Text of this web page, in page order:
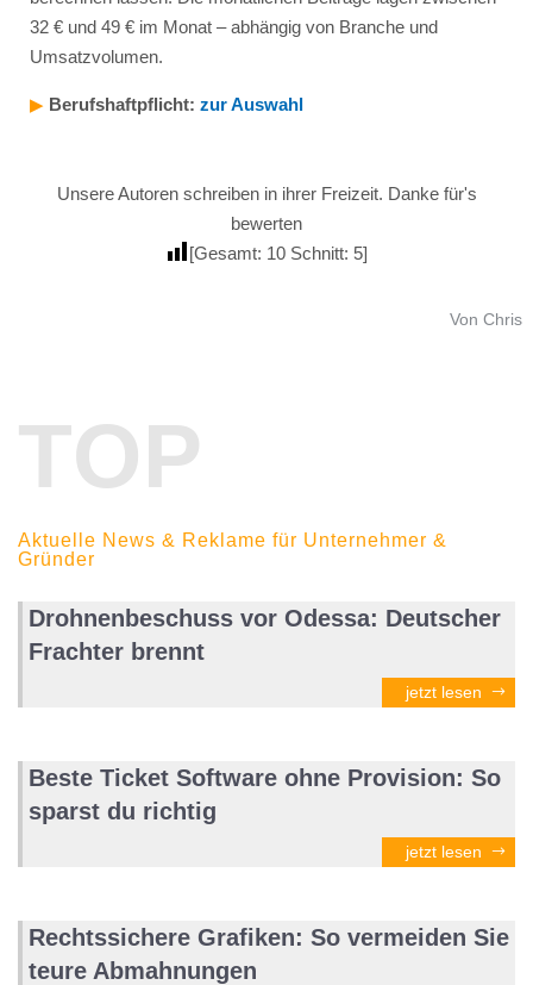
32 € und 49 € im Monat – abhängig von Branche und
Umsatzvolumen.
▶︎ Berufshaftpflicht: zur Auswahl
Unsere Autoren schreiben in ihrer Freizeit. Danke für's
bewerten
[Gesamt: 10 Schnitt: 5]
Von Chris
TOP
Aktuelle News & Reklame für Unternehmer &
Gründer
Drohnenbeschuss vor Odessa: Deutscher
Frachter brennt
jetzt lesen
Beste Ticket Software ohne Provision: So
sparst du richtig
jetzt lesen
Rechtssichere Grafiken: So vermeiden Sie
teure Abmahnungen